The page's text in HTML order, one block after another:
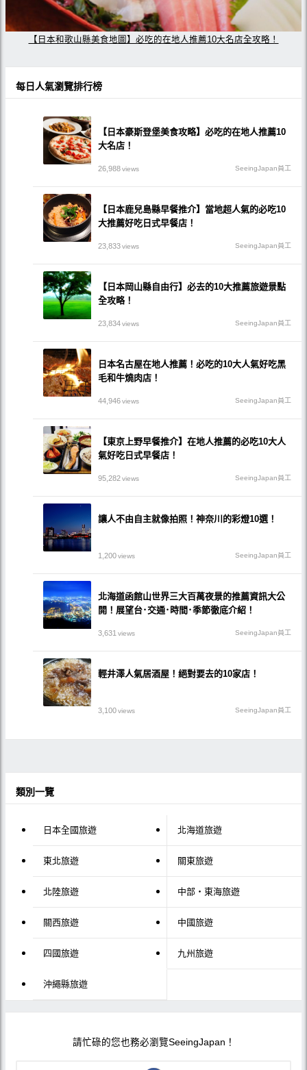
【日本和歌山縣美食地圖】必吃的在地人推薦10大名店全攻略！
每日人氣瀏覽排行榜
【日本豪斯登堡美食攻略】必吃的在地人推薦10
大名店！
26,988views SeeingJapan員工
【日本鹿兒島縣早餐推介】當地超人氣的必吃10
大推薦好吃日式早餐店！
23,833views SeeingJapan員工
【日本岡山縣自由行】必去的10大推薦旅遊景點
全攻略！
23,834views SeeingJapan員工
日本名古屋在地人推薦！必吃的10大人氣好吃黑
毛和牛燒肉店！
44,946views SeeingJapan員工
【東京上野早餐推介】在地人推薦的必吃10大人
氣好吃日式早餐店！
95,282views SeeingJapan員工
讓人不由自主就像拍照！神奈川的彩燈10選！
1,200views SeeingJapan員工
北海道函館山世界三大百萬夜景的推薦資訊大公
開！展望台･交通･時間･季節徹底介紹！
3,631 views SeeingJapan員工
輕井澤人氣居酒屋！絕對要去的10家店！
3,100views SeeingJapan員工
類別一覽
日本全國旅遊 北海道旅遊
東北旅遊 關東旅遊
北陸旅遊 中部・東海旅遊
關西旅遊 中國旅遊
四國旅遊 九州旅遊
沖繩縣旅遊
請忙碌的您也務必瀏覽SeeingJapan！